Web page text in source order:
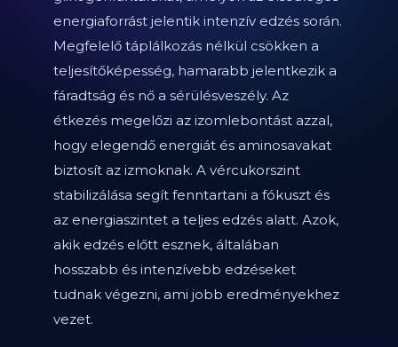
energiaforrást jelentik intenzív edzés során.
Megfelelő táplálkozás nélkül csökken a
teljesítőképesség, hamarabb jelentkezik a
fáradtság és nő a sérülésveszély. Az
étkezés megelőzi az izomlebontást azzal,
hogy elegendő energiát és aminosavakat
biztosít az izmoknak. A vércukorszint
stabilizálása segít fenntartani a fókuszt és
az energiaszintet a teljes edzés alatt. Azok,
akik edzés előtt esznek, általában
hosszabb és intenzívebb edzéseket
tudnak végezni, ami jobb eredményekhez
vezet.